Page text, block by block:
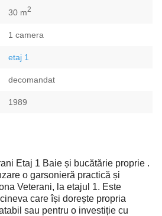
30 m2
1 camera
etaj 1
decomandat
1989
Etaj 1 Baie și bucătărie proprie .
o garsonieră practică și
Veterani, la etajul 1. Este
care își dorește propria
sau pentru o investiție cu